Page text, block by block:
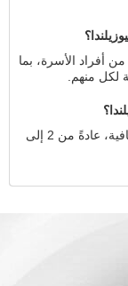
أفراد الأسرة، بما
لكل منهم.
يستحسن تقديم طلب التأشيرة قبل السفر بفترة كافية، عادةً من 2 إلى